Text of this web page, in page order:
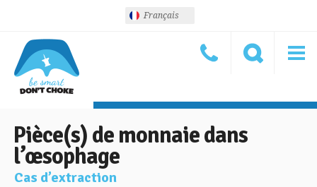
Français
Pièce(s) de monnaie dans
l’œsophage
Cas d’extraction